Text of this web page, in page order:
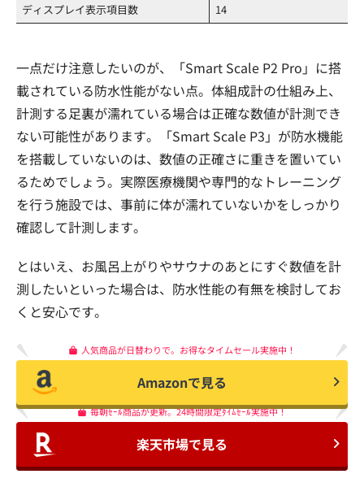
ディスプレイ表示項目数
14
一点だけ注意したいのが、「Smart Scale P2 Pro」に搭
載されている防水性能がない点。体組成計の仕組み上、
計測する足裏が濡れている場合は正確な数値が計測でき
ない可能性があります。「Smart Scale P3」が防水機能
を搭載していないのは、数値の正確さに重きを置いてい
るためでしょう。実際医療機関や専門的なトレーニング
を行う施設では、事前に体が濡れていないかをしっかり
確認して計測します。
とはいえ、お風呂上がりやサウナのあとにすぐ数値を計
測したいといった場合は、防水性能の有無を検討してお
くと安心です。
人気商品が日替わりで。お得なタイムセール実施中！
Amazonで見る
毎朝ｾｰﾙ商品が更新。24時間限定ﾀｲﾑｾｰﾙ実施中！
楽天市場で見る